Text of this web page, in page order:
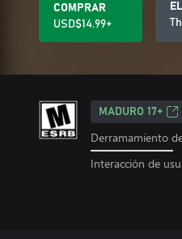
COMPRAR
USD$14.99+
MADURO 17+
Derramamiento
Interacción de